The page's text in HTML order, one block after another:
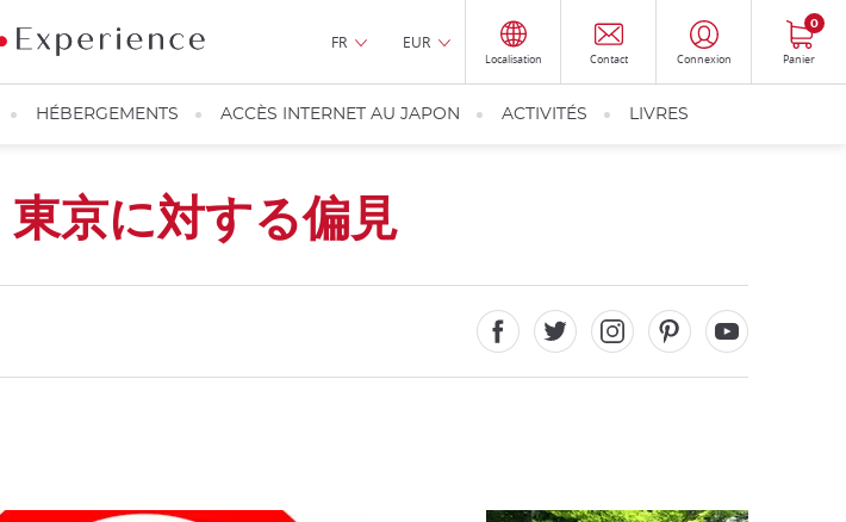
FR EUR
Localisation Contact Connexion Panier
0
HÉBERGEMENTS ACCÈS INTERNET AU JAPON ACTIVITÉS LIVRES
東京に対する偏見